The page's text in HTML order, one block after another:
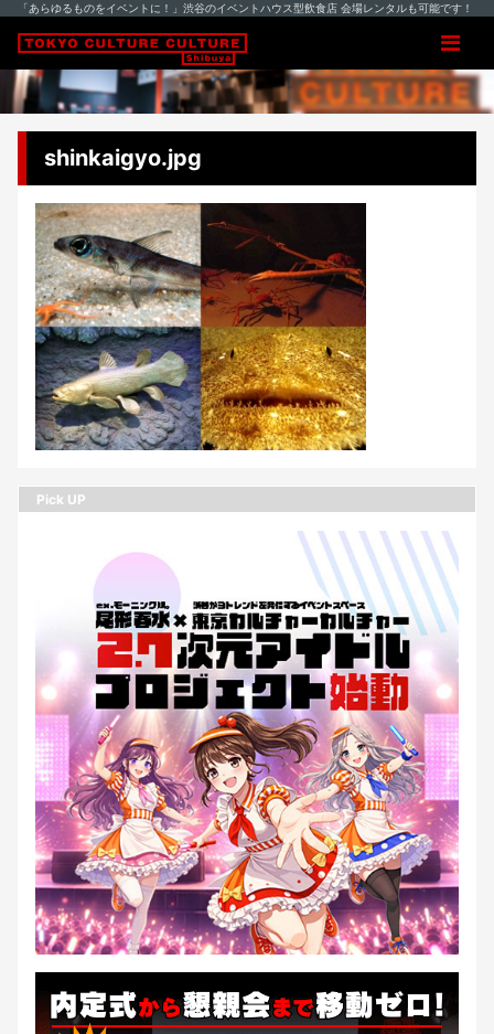
「あらゆるものをイベントに！」渋谷のイベントハウス型飲食店 会場レンタルも可能です！
shinkaigyo.jpg
Pick UP